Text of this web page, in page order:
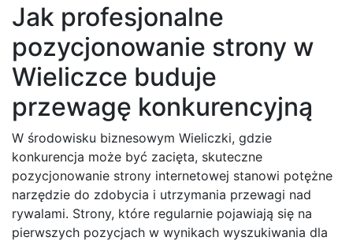
Jak profesjonalne
pozycjonowanie strony w
Wieliczce buduje
przewagę konkurencyjną
W środowisku biznesowym Wieliczki, gdzie
konkurencja może być zacięta, skuteczne
pozycjonowanie strony internetowej stanowi potężne
narzędzie do zdobycia i utrzymania przewagi nad
rywalami. Strony, które regularnie pojawiają się na
pierwszych pozycjach w wynikach wyszukiwania dla